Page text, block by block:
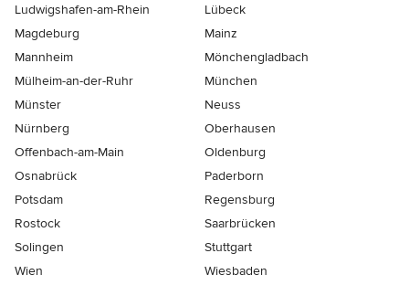
Ludwigshafen-am-Rhein
Lübeck
Magdeburg
Mainz
Mannheim
Mönchen­gladbach
Mülheim-an-der-Ruhr
München
Münster
Neuss
Nürnberg
Oberhausen
Offenbach-am-Main
Oldenburg
Osnabrück
Paderborn
Potsdam
Regensburg
Rostock
Saarbrücken
Solingen
Stuttgart
Wien
Wiesbaden